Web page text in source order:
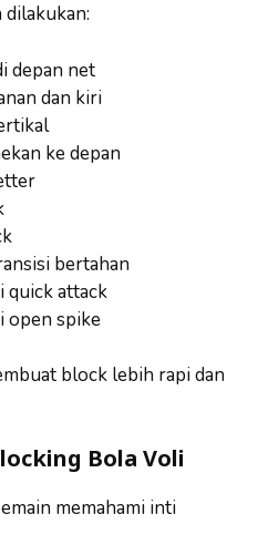
depan net
dan kiri
ke depan
bertahan
quick attack
open spike
block lebih rapi dan
Bola Voli
memahami inti